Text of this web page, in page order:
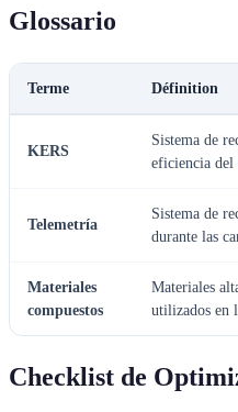
Glossario
Terme Définition
KERS
Sistema de
eficiencia del
Telemetría
Sistema de
durante las
Materiales
compuestos
Materiales
utilizados en
Checklist de